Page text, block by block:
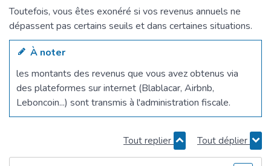
Toutefois, vous êtes exonéré si vos revenus annuels ne
dépassent pas certains seuils et dans certaines situations.
À noter
les montants des revenus que vous avez obtenus via
des plateformes sur internet (Blablacar, Airbnb,
Leboncoin...) sont transmis à l'administration fiscale.
Tout replier Tout déplier